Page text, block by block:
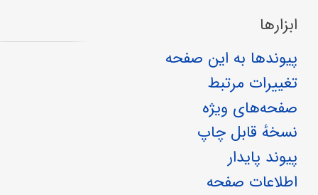
ابزارها
پیوندها به این صفحه
تغییرات مرتبط
صفحه‌های ویژه
نسخهٔ قابل چاپ
پیوند پایدار
اطلاعات صفحه